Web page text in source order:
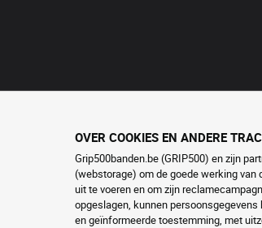
OVER COOKIES EN ANDERE
Grip500banden.be (GRIP500) en zijn
(webstorage) om de goede werking
uit te voeren en om zijn
opgeslagen, kunnen
en geïnformeerde toestemming, met